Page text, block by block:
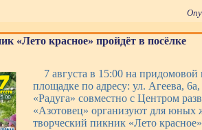
«Лето красное» пройдёт в посёлке
7 августа в 15:00 на придомовой
площадке по адресу: ул. Агеева,
«Радуга» совместно с Центром
«Азотовец» организуют для юных
творческий пикник «Лето